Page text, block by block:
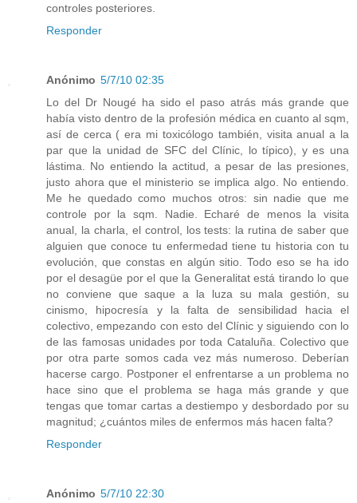
controles posteriores.
Responder
Anónimo 5/7/10 02:35
Lo del Dr Nougé ha sido el paso atrás más grande que
había visto dentro de la profesión médica en cuanto al sqm,
así de cerca ( era mi toxicólogo también, visita anual a la
par que la unidad de SFC del Clínic, lo típico), y es una
lástima. No entiendo la actitud, a pesar de las presiones,
justo ahora que el ministerio se implica algo. No entiendo.
Me he quedado como muchos otros: sin nadie que me
controle por la sqm. Nadie. Echaré de menos la visita
anual, la charla, el control, los tests: la rutina de saber que
alguien que conoce tu enfermedad tiene tu historia con tu
evolución, que constas en algún sitio. Todo eso se ha ido
por el desagüe por el que la Generalitat está tirando lo que
no conviene que saque a la luza su mala gestión, su
cinismo, hipocresía y la falta de sensibilidad hacia el
colectivo, empezando con esto del Clínic y siguiendo con lo
de las famosas unidades por toda Cataluña. Colectivo que
por otra parte somos cada vez más numeroso. Deberían
hacerse cargo. Postponer el enfrentarse a un problema no
hace sino que el problema se haga más grande y que
tengas que tomar cartas a destiempo y desbordado por su
magnitud; ¿cuántos miles de enfermos más hacen falta?
Responder
Anónimo 5/7/10 22:30